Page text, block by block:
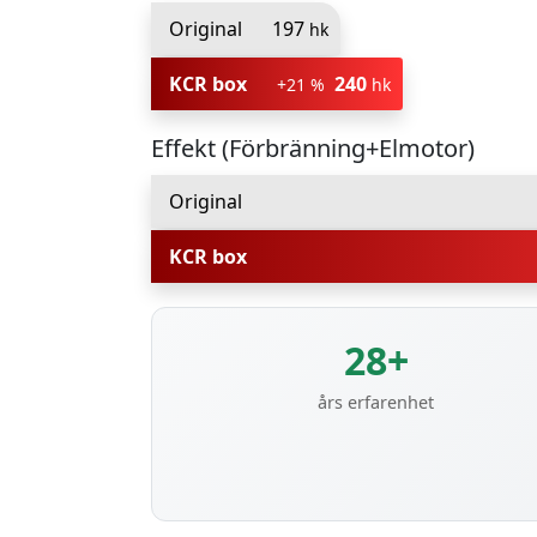
Original 197 hk
KCR box +21 % 240 hk
Effekt (Förbränning+Elmotor)
Original
KCR box
28+
års erfarenhet